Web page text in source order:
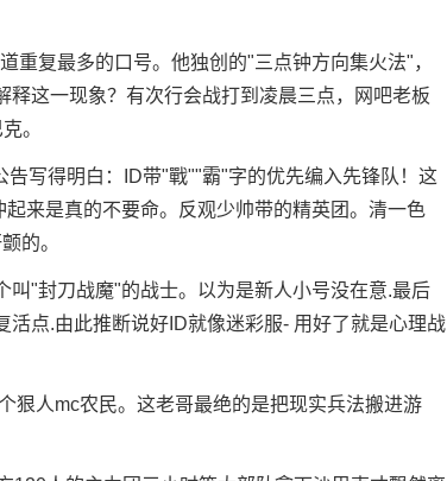
重复最多的口号。他独创的"三点钟方向集火法"，
这一现象？有次行会战打到凌晨三点，网吧老板
。
写得明白：ID带"戰""霸"字的优先编入先锋队！这
来是真的不要命。反观少帅带的精英团。清一色
的。
"封刀战魔"的战士。以为是新人小号没在意.最后
点.由此推断说好ID就像迷彩服- 用好了就是心理战
狠人mc农民。这老哥最绝的是把现实兵法搬进游